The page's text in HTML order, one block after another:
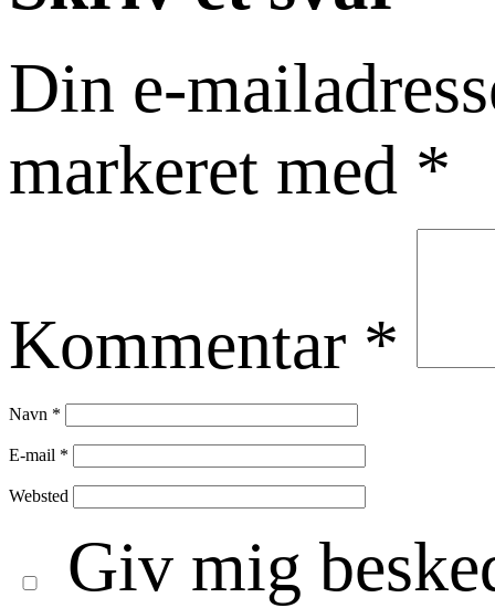
Din e-
markeret med *
Kommentar *
Navn *
E-mail *
Websted
Giv mig